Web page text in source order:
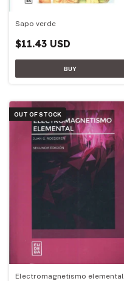
Sapo verde
$11.43 USD
OUT OF STOCK
Electromagnetismo elemental